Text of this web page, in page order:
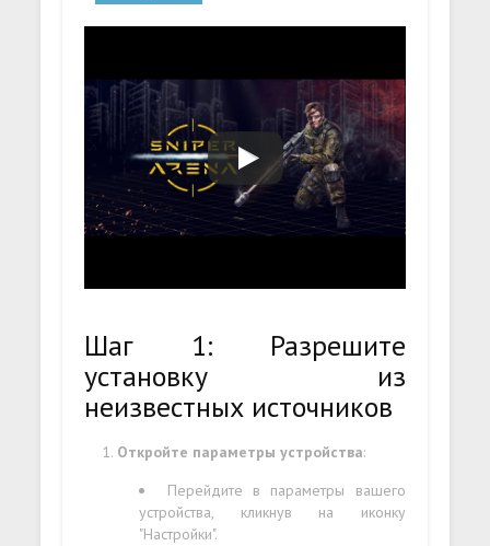
Шаг 1: Разрешите
установку из
неизвестных источников
Откройте параметры устройства:
Перейдите в параметры вашего
устройства, кликнув на иконку
"Настройки".